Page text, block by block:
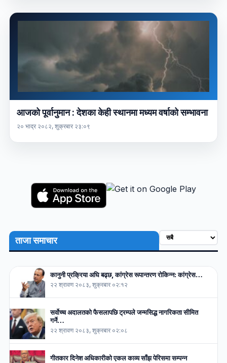
आजको पूर्वानुमान : देशका केही स्थानमा मध्यम वर्षाको सम्भावना
२० भाद्र २०८२, शुक्रबार २३:०९
ताजा समाचार
कानुनी प्रक्रिया अघि बढ्छ, कांग्रेस रूपान्तरण रोकिन्न: कांग्रेस…
२२ श्रावण २०८३, शुक्रबार ०२:१२
सर्वोच्च अदालतको फैसलापछि ट्रम्पले जन्मसिद्ध नागरिकता सीमित
गर्ने…
२२ श्रावण २०८३, शुक्रबार ०२:०८
गीतकार दिनेश अधिकारीको एकल काव्य साँझ पेरिसमा सम्पन्न